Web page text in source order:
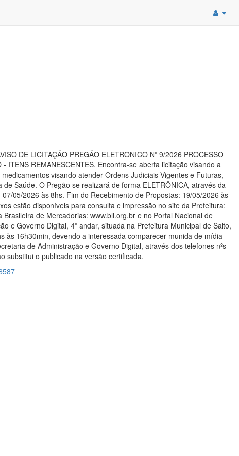
DE LICITAÇÃO PREGÃO ELETRÔNICO Nº 9/2026 PROCESSO
ITENS REMANESCENTES. Encontra-se aberta licitação visando a
visando atender Ordens Judiciais Vigentes e Futuras,
Saúde. O Pregão se realizará de forma ELETRÔNICA, através da
05/2026 às 8hs. Fim do Recebimento de Propostas: 19/05/2026 às
estão disponíveis para consulta e impressão no site da Prefeitura:
de Mercadorias: www.bll.org.br e no Portal Nacional de
e Governo Digital, 4º andar, situada na Prefeitura Municipal de Salto,
às 16h30min, devendo a interessada comparecer munida de mídia
de Administração e Governo Digital, através dos telefones nºs
substitui o publicado na versão certificada.